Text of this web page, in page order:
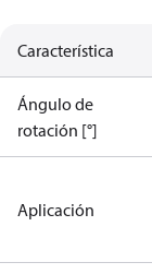
Característica
Ángulo de
rotación [°]
Aplicación